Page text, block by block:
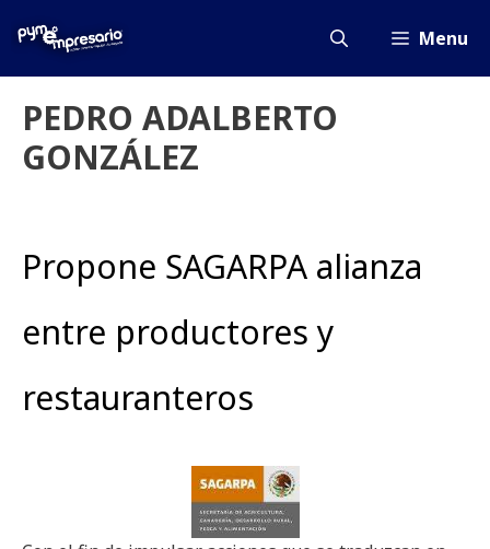
Menu
PEDRO ADALBERTO
GONZÁLEZ
Propone SAGARPA alianza
entre productores y
restauranteros